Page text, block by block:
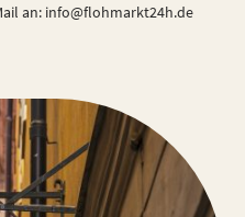
an: info@flohmarkt24h.de